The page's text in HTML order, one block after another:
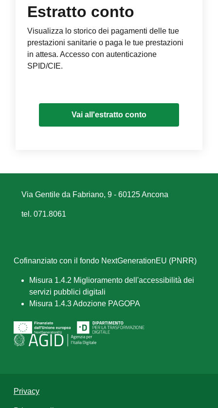
Estratto conto
Visualizza lo storico dei pagamenti delle tue
prestazioni sanitarie o paga le tue prestazioni
in attesa. Accesso con autenticazione
SPID/CIE.
Vai all'estratto conto
Via Gentile da Fabriano, 9 - 60125 Ancona
tel. 071.8061
Cofinanziato con il fondo NextGenerationEU (PNRR)
Misura 1.4.2 Miglioramento dell'accessibilità dei
servizi pubblici digitali
Misura 1.4.3 Adozione PAGOPA
Privacy